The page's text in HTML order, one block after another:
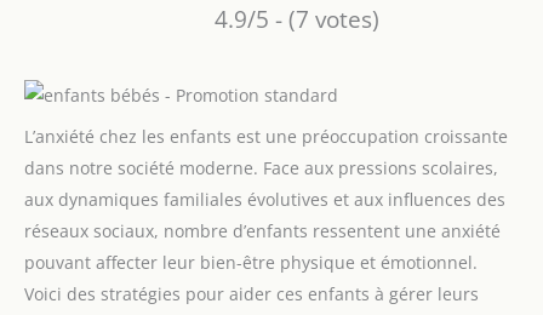
4.9/5 - (7 votes)
L’anxiété chez les enfants est une préoccupation croissante
dans notre société moderne. Face aux pressions scolaires,
aux dynamiques familiales évolutives et aux influences des
réseaux sociaux, nombre d’enfants ressentent une anxiété
pouvant affecter leur bien-être physique et émotionnel.
Voici des stratégies pour aider ces enfants à gérer leurs